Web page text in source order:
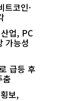
코인·
업, PC
가능성
급등 후
춤
보,